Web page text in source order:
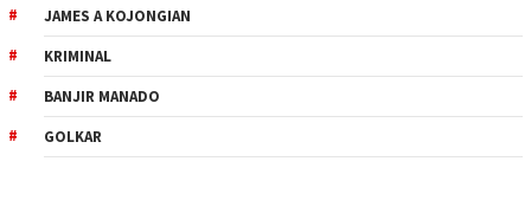
JAMES A KOJONGIAN
KRIMINAL
BANJIR MANADO
GOLKAR